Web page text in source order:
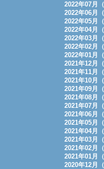
2022年07月（
2022年06月（
2022年05月（
2022年04月（
2022年03月（
2022年02月（
2022年01月（
2021年12月（
2021年11月（
2021年10月（
2021年09月（
2021年08月（
2021年07月（
2021年06月（
2021年05月（
2021年04月（
2021年03月（
2021年02月（
2021年01月（
2020年12月（